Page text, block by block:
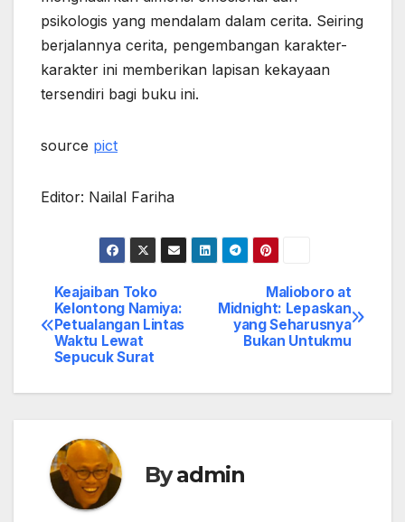
psikologis yang mendalam dalam cerita. Seiring
berjalannya cerita, pengembangan karakter-
karakter ini memberikan lapisan kekayaan
tersendiri bagi buku ini.
source pict
Editor: Nailal Fariha
Post
navigation
Malioboro at
Midnight: Lepaskan
yang Seharusnya
Bukan Untukmu
Keajaiban Toko
Kelontong Namiya:
Petualangan Lintas
Waktu Lewat
Sepucuk Surat
Byadmin